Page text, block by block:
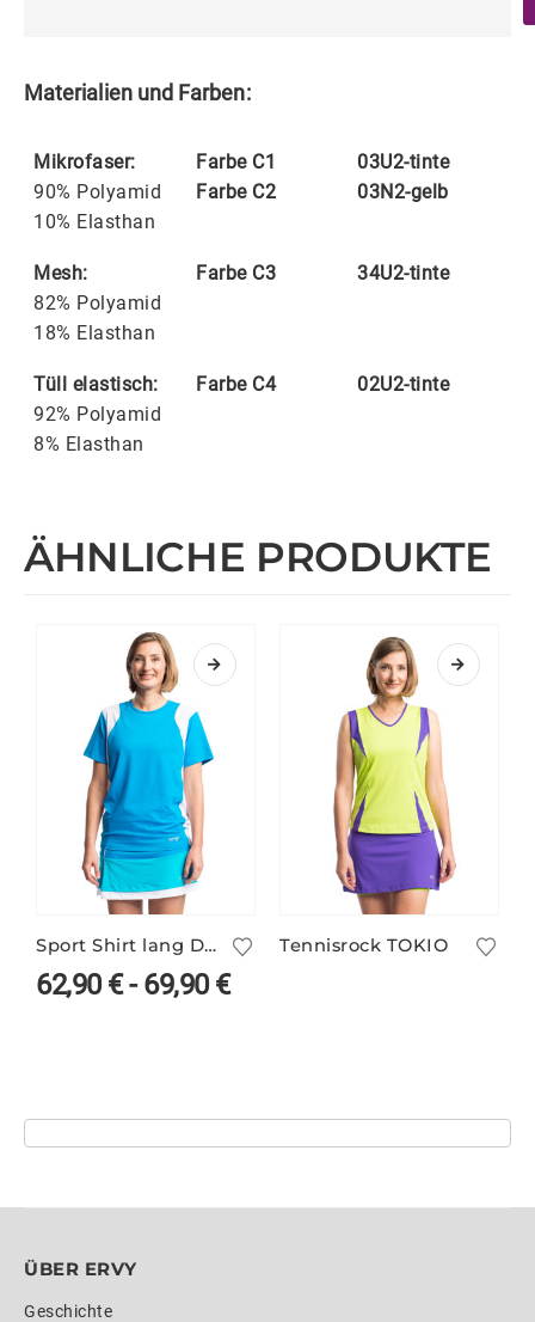
Materialien und Farben:
Mikrofaser:
90% Polyamid
10% Elasthan
Farbe C1
Farbe C2
03U2-tinte
03N2-gelb
Mesh:
82% Polyamid
18% Elasthan
Farbe C3 34U2-tinte
Tüll elastisch:
92% Polyamid
8% Elasthan
Farbe C4 02U2-tinte
ÄHNLICHE PRODUKTE
Sport Shirt lang DOMINIC für Kinder und Erwachsene
62,90€-69,90€
Tennisrock TOKIO
ÜBER ERVY
Geschichte